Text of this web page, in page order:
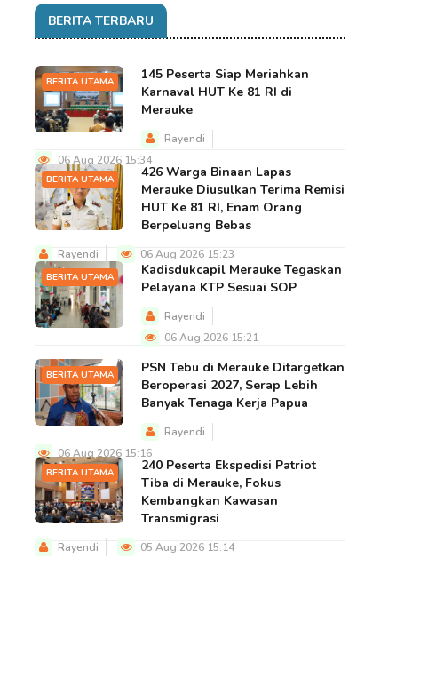
BERITA TERBARU
BERITA UTAMA
145 Peserta Siap Meriahkan
Karnaval HUT Ke 81 RI di
Merauke
Rayendi
06 Aug 2026 15:34
BERITA UTAMA
426 Warga Binaan Lapas
Merauke Diusulkan Terima Remisi
HUT Ke 81 RI, Enam Orang
Berpeluang Bebas
Rayendi 06 Aug 2026 15:23
BERITA UTAMA
Kadisdukcapil Merauke Tegaskan
Pelayana KTP Sesuai SOP
Rayendi
06 Aug 2026 15:21
BERITA UTAMA
PSN Tebu di Merauke Ditargetkan
Beroperasi 2027, Serap Lebih
Banyak Tenaga Kerja Papua
Rayendi
06 Aug 2026 15:16
BERITA UTAMA
240 Peserta Ekspedisi Patriot
Tiba di Merauke, Fokus
Kembangkan Kawasan
Transmigrasi
Rayendi 05 Aug 2026 15:14